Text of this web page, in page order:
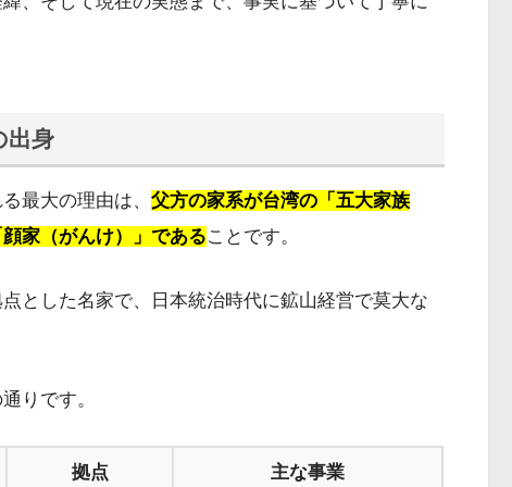
出身
最大の理由は、 父方の家系が台湾の「五大家族
家（がんけ）」であることです。
とした名家で、日本統治時代に鉱山経営で莫大な
りです。
拠点 主な事業